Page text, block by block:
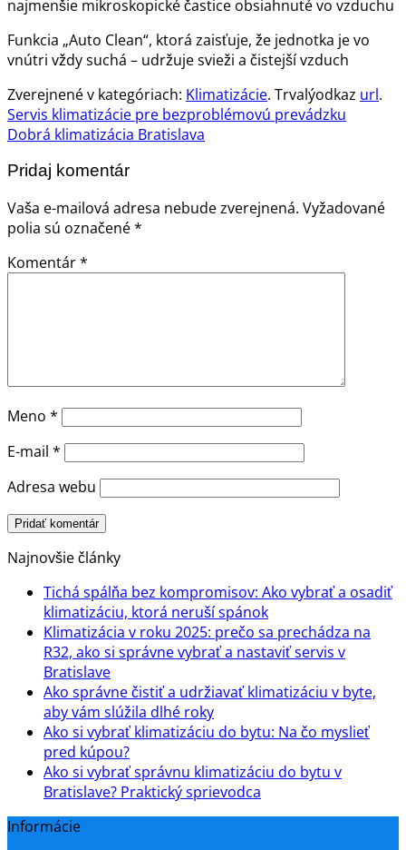
najmenšie mikroskopické častice obsiahnuté vo vzduchu
Funkcia „Auto Clean“, ktorá zaisťuje, že jednotka je vo
vnútri vždy suchá – udržuje svieži a čistejší vzduch
Zverejnené v kategóriach: Klimatizácie. Trvalýodkaz url.
Servis klimatizácie pre bezproblémovú prevádzku
Dobrá klimatizácia Bratislava
Pridaj komentár
Vaša e-mailová adresa nebude zverejnená. Vyžadované
polia sú označené*
Komentár*
Meno *
E-mail *
Adresa webu
Najnovšie články
Tichá spálňa bez kompromisov: Ako vybrať a osadiť
klimatizáciu, ktorá neruší spánok
Klimatizácia v roku 2025: prečo sa prechádza na
R32, ako si správne vybrať a nastaviť servis v
Bratislave
Ako správne čistiť a udržiavať klimatizáciu v byte,
aby vám slúžila dlhé roky
Ako si vybrať klimatizáciu do bytu: Na čo myslieť
pred kúpou?
Ako si vybrať správnu klimatizáciu do bytu v
Bratislave? Praktický sprievodca
Informácie